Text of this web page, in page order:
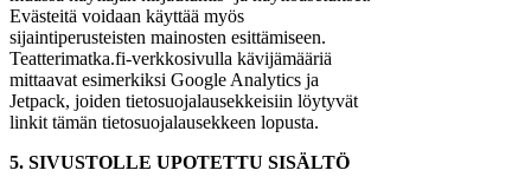
Evästeitä voidaan käyttää myös
sijaintiperusteisten mainosten esittämiseen.
Teatterimatka.fi-verkkosivulla kävijämääriä
mittaavat esimerkiksi Google Analytics ja
Jetpack, joiden tietosuojalausekkeisiin löytyvät
linkit tämän tietosuojalausekkeen lopusta.
5. SIVUSTOLLE UPOTETTU SISÄLTÖ